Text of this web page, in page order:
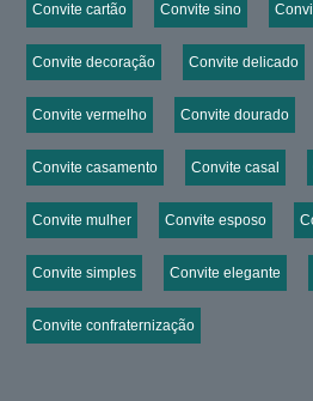
Convite cartão Convite sino
Convite decoração Convite delicado
Convite vermelho Convite dourado
Convite casamento Convite casal
Convite mulher Convite esposo
Convite simples Convite elegante
Convite confraternização